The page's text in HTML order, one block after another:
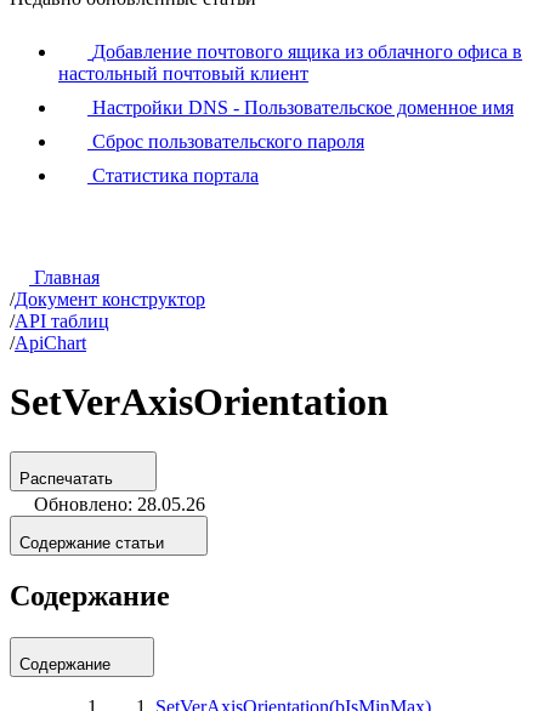
Добавление почтового ящика из облачного офиса в
настольный почтовый клиент
Настройки DNS - Пользовательское доменное имя
Сброс пользовательского пароля
Статистика портала
Главная
/Документ конструктор
/API таблиц
/ApiChart
SetVerAxisOrientation
Распечатать
Обновлено: 28.05.26
Содержание статьи
Содержание
Содержание
SetVerAxisOrientation(bIsMinMax)